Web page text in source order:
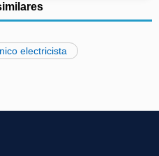
electricista